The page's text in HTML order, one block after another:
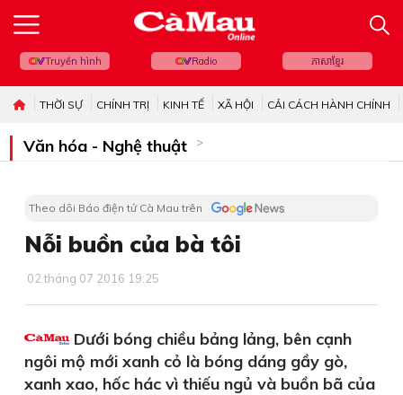
Truyền hình Radio ភាសាខ្មែរ
THỜI SỰ CHÍNH TRỊ KINH TẾ XÃ HỘI CẢI CÁCH HÀNH CHÍNH
Văn hóa - Nghệ thuật
Theo dõi Báo điện tử Cà Mau trên
Nỗi buồn của bà tôi
02 tháng 07 2016 19:25
Dưới bóng chiều bảng lảng, bên cạnh
ngôi mộ mới xanh cỏ là bóng dáng gầy gò,
xanh xao, hốc hác vì thiếu ngủ và buồn bã của